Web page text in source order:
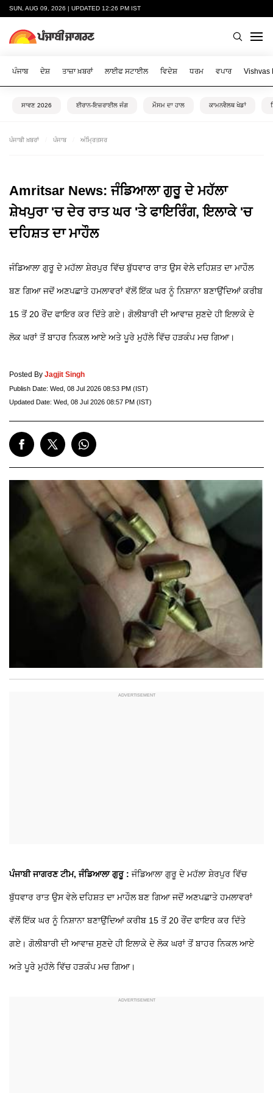
SUN, AUG 09, 2026 | UPDATED 12:26 PM IST
ਪੰਜਾਬ ਦੇਸ਼ ਤਾਜ਼ਾ ਖ਼ਬਰਾਂ ਲਾਈਫ ਸਟਾਈਲ ਵਿਦੇਸ਼ ਧਰਮ ਵਪਾਰ Vishvas
ਸਾਵਣ 2026 ਈਰਾਨ-ਇਜ਼ਰਾਈਲ ਜੰਗ ਮੌਸਮ ਦਾ ਹਾਲ ਕਾਮਨਵੈਲਥ ਖੇਡਾਂ
ਪੰਜਾਬੀ ਖ਼ਬਰਾਂ ਪੰਜਾਬ ਅੰਮ੍ਰਿਤਸਰ
Amritsar News: ਜੰਡਿਆਲਾ ਗੁਰੂ ਦੇ ਮਹੱਲਾ
ਸ਼ੇਖਪੁਰਾ 'ਚ ਦੇਰ ਰਾਤ ਘਰ 'ਤੇ ਫਾਇਰਿੰਗ, ਇਲਾਕੇ 'ਚ
ਦਹਿਸ਼ਤ ਦਾ ਮਾਹੌਲ
ਜੰਡਿਆਲਾ ਗੁਰੂ ਦੇ ਮਹੱਲਾ ਸ਼ੇਰਪੁਰ ਵਿੱਚ ਬੁੱਧਵਾਰ ਰਾਤ ਉਸ ਵੇਲੇ ਦਹਿਸ਼ਤ ਦਾ ਮਾਹੌਲ
ਬਣ ਗਿਆ ਜਦੋਂ ਅਣਪਛਾਤੇ ਹਮਲਾਵਰਾਂ ਵੱਲੋਂ ਇੱਕ ਘਰ ਨੂੰ ਨਿਸ਼ਾਨਾ ਬਣਾਉਂਦਿਆਂ ਕਰੀਬ
15 ਤੋਂ 20 ਰੌਂਦ ਫਾਇਰ ਕਰ ਦਿੱਤੇ ਗਏ। ਗੋਲੀਬਾਰੀ ਦੀ ਆਵਾਜ਼ ਸੁਣਦੇ ਹੀ ਇਲਾਕੇ ਦੇ
ਲੋਕ ਘਰਾਂ ਤੋਂ ਬਾਹਰ ਨਿਕਲ ਆਏ ਅਤੇ ਪੂਰੇ ਮੁਹੱਲੇ ਵਿੱਚ ਹੜਕੰਪ ਮਚ ਗਿਆ।
Posted By Jagjit Singh
Publish Date: Wed, 08 Jul 2026 08:53 PM (IST)
Updated Date: Wed, 08 Jul 2026 08:57 PM (IST)
ਪੰਜਾਬੀ ਜਾਗਰਣ ਟੀਮ, ਜੰਡਿਆਲਾ ਗੁਰੂ :ਜੰਡਿਆਲਾ ਗੁਰੂ ਦੇ ਮਹੱਲਾ ਸ਼ੇਰਪੁਰ ਵਿੱਚ
ਬੁੱਧਵਾਰ ਰਾਤ ਉਸ ਵੇਲੇ ਦਹਿਸ਼ਤ ਦਾ ਮਾਹੌਲ ਬਣ ਗਿਆ ਜਦੋਂ ਅਣਪਛਾਤੇ ਹਮਲਾਵਰਾਂ
ਵੱਲੋਂ ਇੱਕ ਘਰ ਨੂੰ ਨਿਸ਼ਾਨਾ ਬਣਾਉਂਦਿਆਂ ਕਰੀਬ 15 ਤੋਂ 20 ਰੌਂਦ ਫਾਇਰ ਕਰ ਦਿੱਤੇ
ਗਏ। ਗੋਲੀਬਾਰੀ ਦੀ ਆਵਾਜ਼ ਸੁਣਦੇ ਹੀ ਇਲਾਕੇ ਦੇ ਲੋਕ ਘਰਾਂ ਤੋਂ ਬਾਹਰ ਨਿਕਲ ਆਏ
ਅਤੇ ਪੂਰੇ ਮੁਹੱਲੇ ਵਿੱਚ ਹੜਕੰਪ ਮਚ ਗਿਆ।